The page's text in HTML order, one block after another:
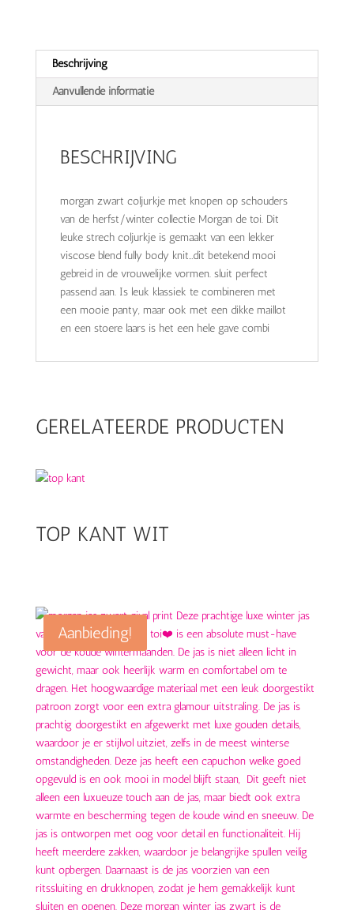
Beschrijving
Aanvullende informatie
BESCHRIJVING
morgan zwart coljurkje met knopen op schouders
van de herfst/winter collectie Morgan de toi. Dit
leuke strech coljurkje is gemaakt van een lekker
viscose blend fully body knit…dit betekend mooi
gebreid in de vrouwelijke vormen. sluit perfect
passend aan. Is leuk klassiek te combineren met
een mooie panty, maar ook met een dikke maillot
en een stoere laars is het een hele gave combi
GERELATEERDE PRODUCTEN
TOP KANT WIT
Aanbieding!